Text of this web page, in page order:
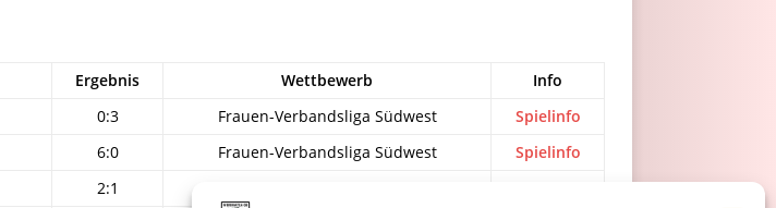
Ergebnis Wettbewerb
Info
0:3 Frauen-Verbandsliga Südwest
Spielinfo
6:0 Frauen-Verbandsliga Südwest
Spielinfo
2:1